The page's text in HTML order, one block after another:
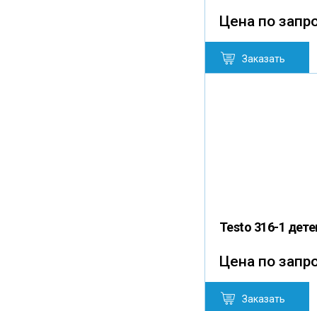
Цена по
Заказать
Testo 316-1
Цена по
Заказать